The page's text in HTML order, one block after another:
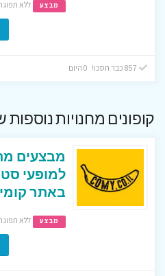
מבצע ללא
קופונים מחנויות
מבצעים
למופעי
באתר קומי
מבצע ללא